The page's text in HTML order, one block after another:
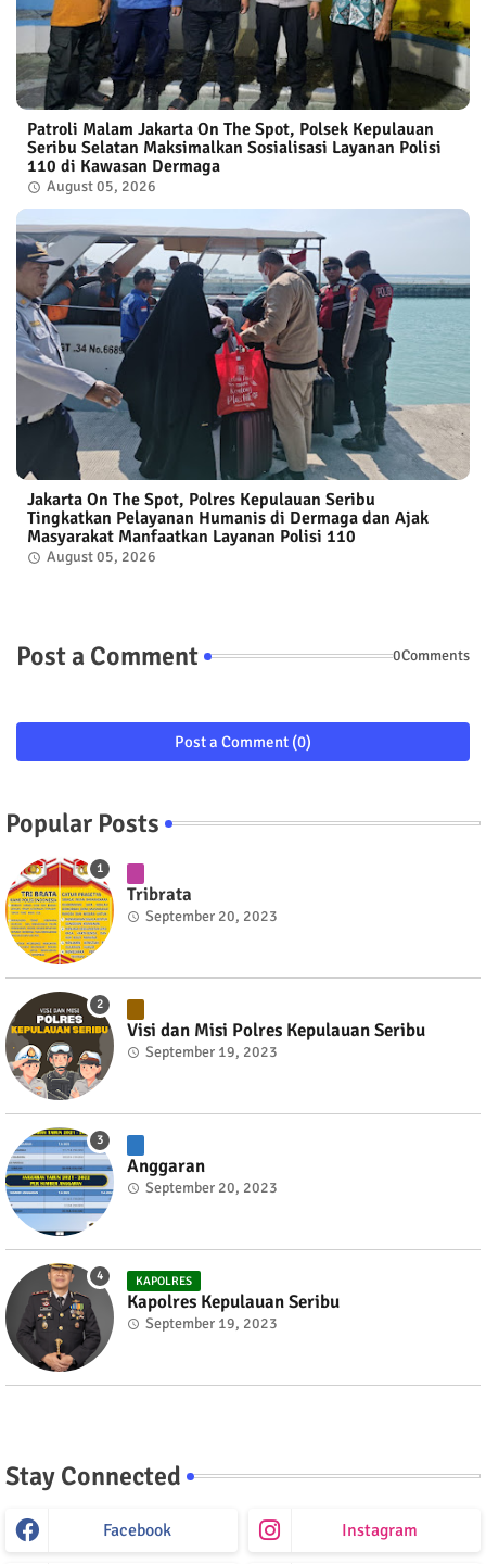
Patroli Malam Jakarta On The Spot, Polsek Kepulauan
Seribu Selatan Maksimalkan Sosialisasi Layanan Polisi
110 di Kawasan Dermaga
August 05, 2026
Jakarta On The Spot, Polres Kepulauan Seribu
Tingkatkan Pelayanan Humanis di Dermaga dan Ajak
Masyarakat Manfaatkan Layanan Polisi 110
August 05, 2026
Post a Comment 0Comments
Post a Comment (0)
Popular Posts
Tribrata
September 20, 2023
Visi dan Misi Polres Kepulauan Seribu
September 19, 2023
Anggaran
September 20, 2023
KAPOLRES
Kapolres Kepulauan Seribu
September 19, 2023
Stay Connected
Facebook Instagram